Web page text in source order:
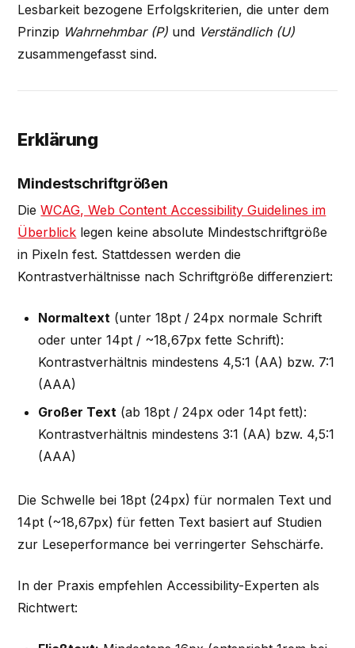
Lesbarkeit bezogene Erfolgskriterien, die unter dem
Prinzip Wahrnehmbar (P) und Verständlich (U)
zusammengefasst sind.
Erklärung
Mindestschriftgrößen
DieWCAG, Web Content Accessibility Guidelines im
Überblick legen keine absolute Mindestschriftgröße
in Pixeln fest. Stattdessen werden die
Kontrastverhältnisse nach Schriftgröße differenziert:
Normaltext(unter 18pt / 24px normale Schrift
oder unter 14pt / ~18,67px fette Schrift):
Kontrastverhältnis mindestens 4,5:1 (AA) bzw. 7:1
(AAA)
Großer Text (ab 18pt / 24px oder 14pt fett):
Kontrastverhältnis mindestens 3:1 (AA) bzw. 4,5:1
(AAA)
Die Schwelle bei 18pt (24px) für normalen Text und
14pt (~18,67px) für fetten Text basiert auf Studien
zur Leseperformance bei verringerter Sehschärfe.
In der Praxis empfehlen Accessibility-Experten als
Richtwert: